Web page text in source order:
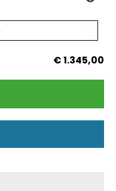
€ 1.345,00